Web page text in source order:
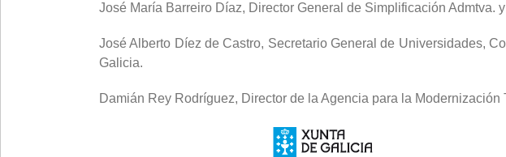
José María Barreiro Díaz, Director General de Simplificación
José Alberto Díez de Castro, Secretario General de Universidades,
Galicia.
Damián Rey Rodríguez, Director de la Agencia para la